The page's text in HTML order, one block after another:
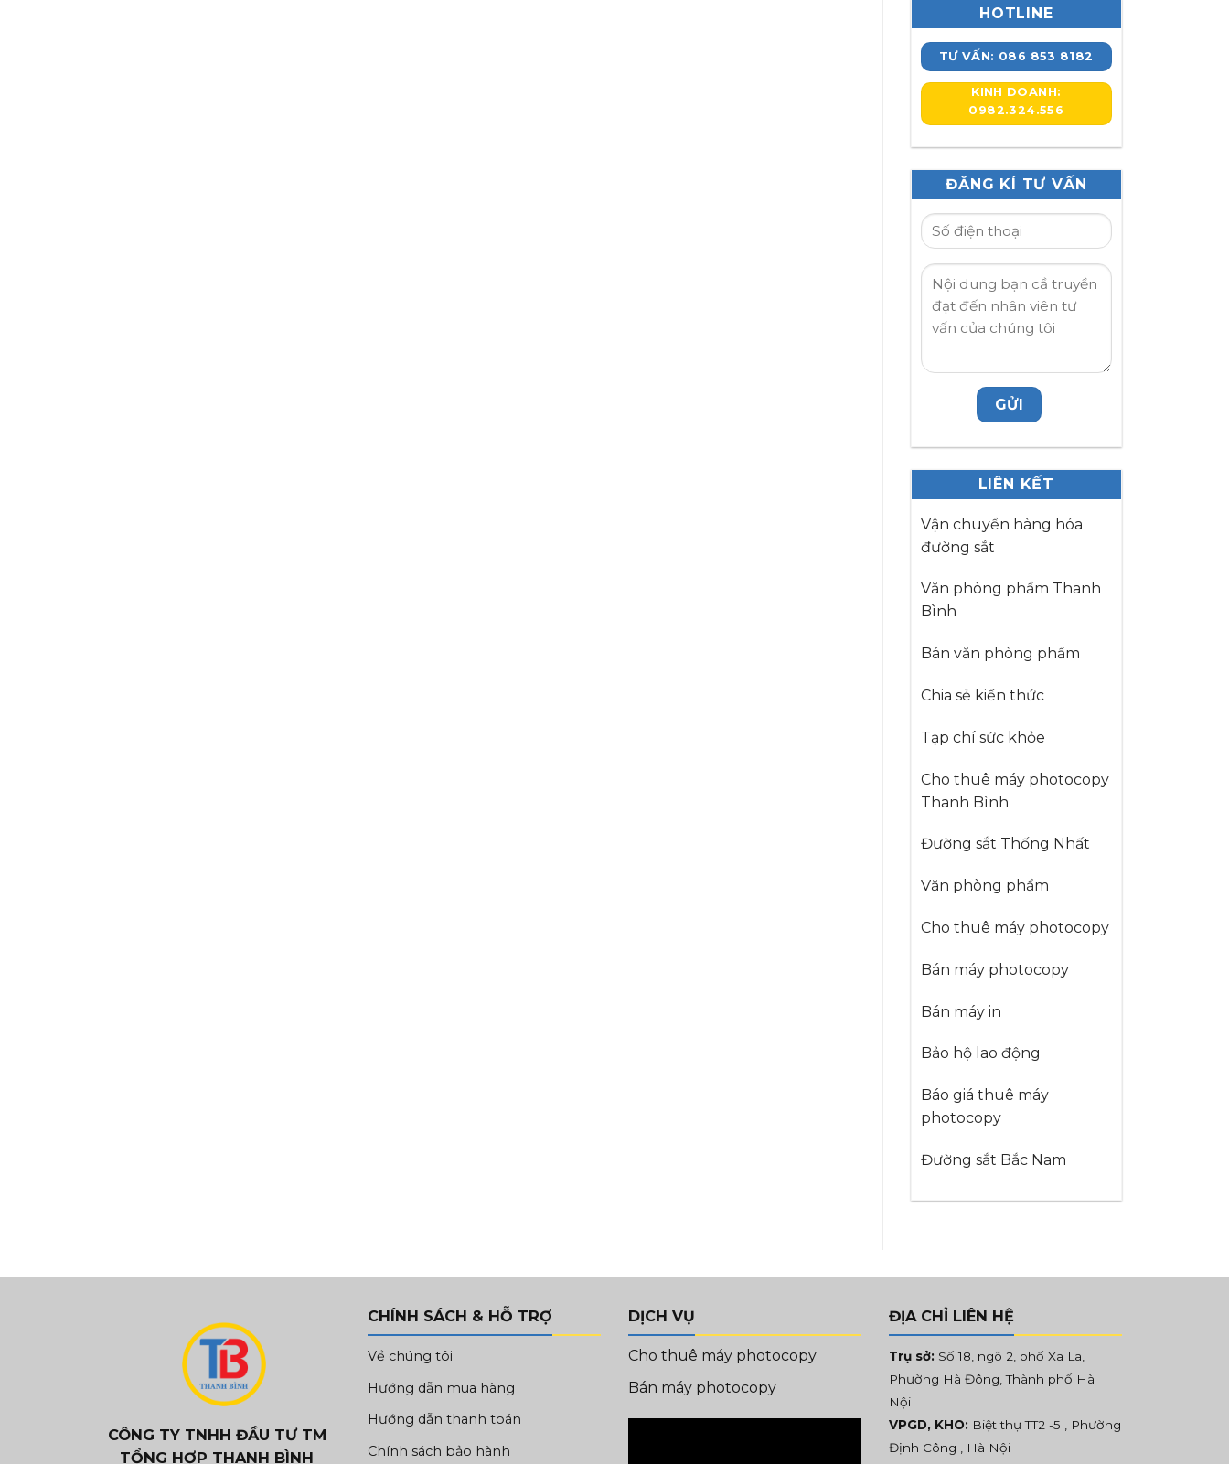
HOTLINE
TƯ VẤN: 086 853 8182
KINH DOANH:
0982.324.556
ĐĂNG KÍ TƯ VẤN
LIÊN KẾT
Vận chuyển hàng hóa
đường sắt
Văn phòng phẩm Thanh
Bình
Bán văn phòng phẩm
Chia sẻ kiến thức
Tạp chí sức khỏe
Cho thuê máy photocopy
Thanh Bình
Đường sắt Thống Nhất
Văn phòng phẩm
Cho thuê máy photocopy
Bán máy photocopy
Bán máy in
Bảo hộ lao động
Báo giá thuê máy
photocopy
Đường sắt Bắc Nam
CÔNG TY TNHH ĐẦU TƯ TM
TỔNG HỢP THANH BÌNH
CHÍNH SÁCH & HỖ TRỢ
Về chúng tôi
Hướng dẫn mua hàng
Hướng dẫn thanh toán
Chính sách bảo hành
DỊCH VỤ
Cho thuê máy photocopy
Bán máy photocopy
ĐỊA CHỈ LIÊN HỆ
Trụ sở: Số 18, ngõ 2, phố Xa La,
Phường Hà Đông, Thành phố Hà
Nội
VPGD, KHO: Biệt thự TT2 -5 , Phường
Định Công , Hà Nội